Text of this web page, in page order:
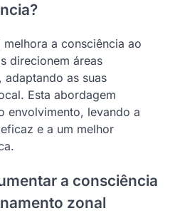
a consciência ao
direcionem áreas
as suas
Esta abordagem
envolvimento, levando a
e a um melhor
a consciência
zonal